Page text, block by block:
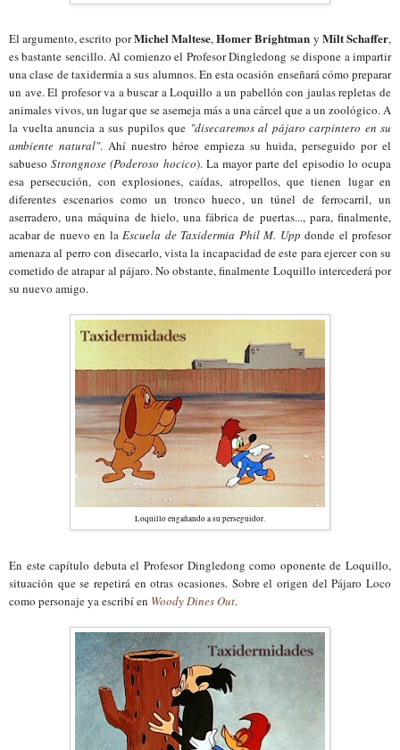
El argumento, escrito porMichel Maltese,Homer Brightman y Milt Schaffer,
es bastante sencillo. Al comienzo el Profesor Dingledong se dispone a impartir
una clase de taxidermia a sus alumnos. En esta ocasión enseñará cómo preparar
un ave. El profesor va a buscar a Loquillo a un pabellón con jaulas repletas de
animales vivos, un lugar que se asemeja más a una cárcel que a un zoológico. A
la vuelta anuncia a sus pupilos que "disecaremos al pájaro carpintero en su
ambiente natural". Ahí nuestro héroe empieza su huida, perseguido por el
sabuesoStrongnose (Poderoso hocico). La mayor parte del episodio lo ocupa
esa persecución, con explosiones, caídas, atropellos, que tienen lugar en
diferentes escenarios como un tronco hueco, un túnel de ferrocarril, un
aserradero, una máquina de hielo, una fábrica de puertas..., para, finalmente,
acabar de nuevo en laEscuela de Taxidermia Phil M. Upp donde el profesor
amenaza al perro con disecarlo, vista la incapacidad de este para ejercer con su
cometido de atrapar al pájaro. No obstante, finalmente Loquillo intercederá por
su nuevo amigo.
Loquillo engañando a su perseguidor.
En este capítulo debuta el Profesor Dingledong como oponente de Loquillo,
situación que se repetirá en otras ocasiones. Sobre el origen del Pájaro Loco
como personaje ya escribí en Woody Dines Out.